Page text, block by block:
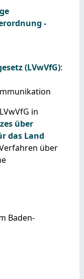
-
(LVwVfG):
in
über
das Land
über
Baden-